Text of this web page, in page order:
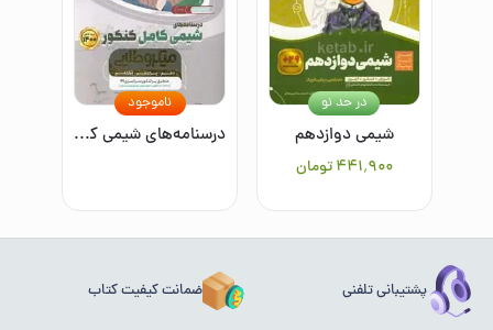
شیمی دوازدهم
۴۴۱٬۹۰۰ تومان
در حد نو
درسنامه‌های شیمی کامل کنکور
ناموجود
پشتیبانی تلفنی ضمانت کیفیت کتاب